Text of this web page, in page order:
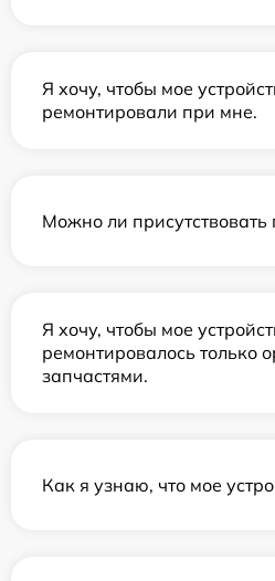
Я хочу, чтобы мое
ремонтировали при мне.
Можно ли присутствовать
Я хочу, чтобы мое
ремонтировалось только
запчастями.
Как я узнаю, что мое